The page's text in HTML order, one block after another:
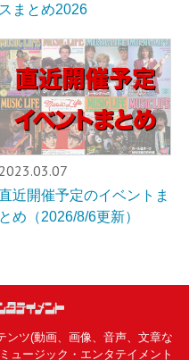
スまとめ2026
2023.03.07
近開催予定のイベントま
とめ（2026/8/6更新）
ンツ(動画、画像、音声、文章な
ュージック・エンタテイメント